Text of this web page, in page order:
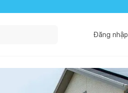
Đăng nhập